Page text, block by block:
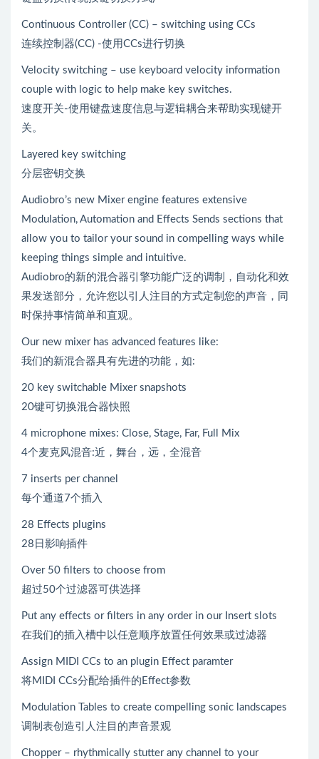
Continuous Controller (CC) – switching using CCs
连续控制器(CC) -使用CCs进行切换
Velocity switching – use keyboard velocity information
couple with logic to help make key switches.
速度开关-使用键盘速度信息与逻辑耦合来帮助实现键开
关。
Layered key switching
分层密钥交换
Audiobro’s new Mixer engine features extensive
Modulation, Automation and Effects Sends sections that
allow you to tailor your sound in compelling ways while
keeping things simple and intuitive.
Audiobro的新的混合器引擎功能广泛的调制，自动化和效
果发送部分，允许您以引人注目的方式定制您的声音，同
时保持事情简单和直观。
Our new mixer has advanced features like:
我们的新混合器具有先进的功能，如:
20 key switchable Mixer snapshots
20键可切换混合器快照
4 microphone mixes: Close, Stage, Far, Full Mix
4个麦克风混音:近，舞台，远，全混音
7 inserts per channel
每个通道7个插入
28 Effects plugins
28日影响插件
Over 50 filters to choose from
超过50个过滤器可供选择
Put any effects or filters in any order in our Insert slots
在我们的插入槽中以任意顺序放置任何效果或过滤器
Assign MIDI CCs to an plugin Effect paramter
将MIDI CCs分配给插件的Effect参数
Modulation Tables to create compelling sonic landscapes
调制表创造引人注目的声音景观
Chopper – rhythmically stutter any channel to your